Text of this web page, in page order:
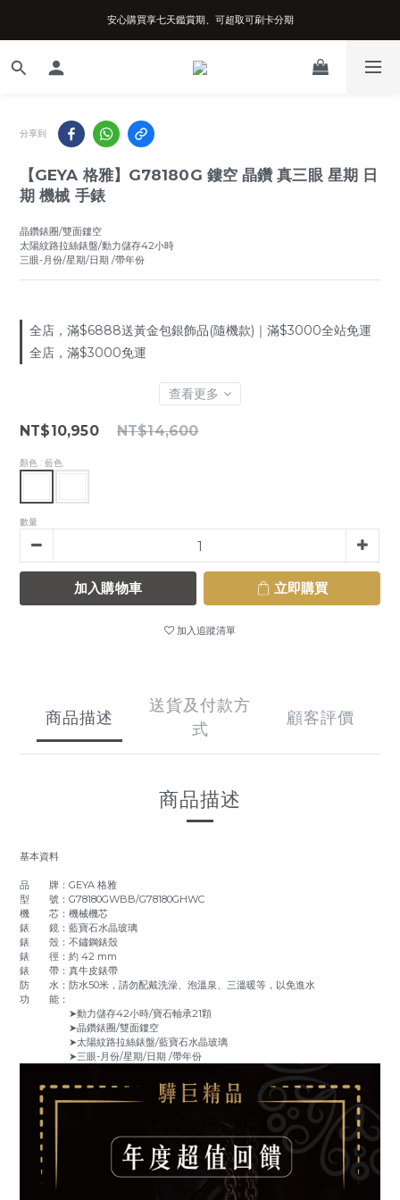
台南實體店面、兩年機芯保固、開立發票
安心購買享七天鑑賞期、可超取可刷卡分期
台南實體店面、兩年機芯保固、開立發票
分享到
【GEYA 格雅】G78180G 鏤空 晶鑽 真三眼 星期 日
期 機械 手錶
晶鑽錶圈/雙面鏤空
太陽紋路拉絲錶盤/動力儲存42小時
三眼-月份/星期/日期 /帶年份
全店，滿$6888送黃金包銀飾品(隨機款)｜滿$3000全站免運
全店，滿$3000免運
查看更多
NT$10,950 NT$14,600
顏色 : 藍色
數量
加入購物車 立即購買
加入追蹤清單
商品描述
送貨及付款方
式
顧客評價
商品描述
基本資料
品 牌：GEYA 格雅
型 號：G78180GWBB/G78180GHWC
機 芯：機械機芯
錶 鏡：藍寶石水晶玻璃
錶 殼：不鏽鋼錶殼
錶 徑：約 42 mm
錶 帶：真牛皮錶帶
防 水：防水50米，請勿配戴洗澡、泡溫泉、三溫暖等，以免進水
功 能：
➤動力儲存42小時/寶石軸承21顆
➤晶鑽錶圈/雙面鏤空
➤太陽紋路拉絲錶盤/藍寶石水晶玻璃
➤三眼-月份/星期/日期 /帶年份